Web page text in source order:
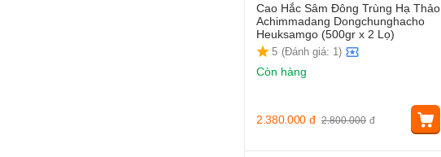
Cao Hắc Sâm Đông Trùng Hạ Thảo
Achimmadang Dongchunghacho
Heuksamgo (500gr x 2 Lọ)
5 (Đánh giá: 1)
Còn hàng
2.800.000 đ
2.380.000 đ